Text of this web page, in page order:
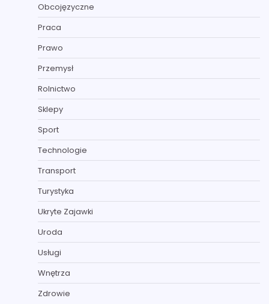
Obcojęzyczne
Praca
Prawo
Przemysł
Rolnictwo
Sklepy
Sport
Technologie
Transport
Turystyka
Ukryte Zajawki
Uroda
Usługi
Wnętrza
Zdrowie